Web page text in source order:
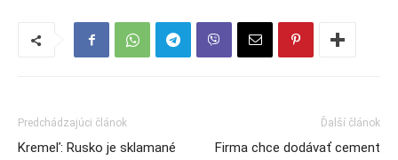
Predchádzajúci článok
Kremeľ: Rusko je sklamané
Ďalší článok
Firma chce dodávať cement